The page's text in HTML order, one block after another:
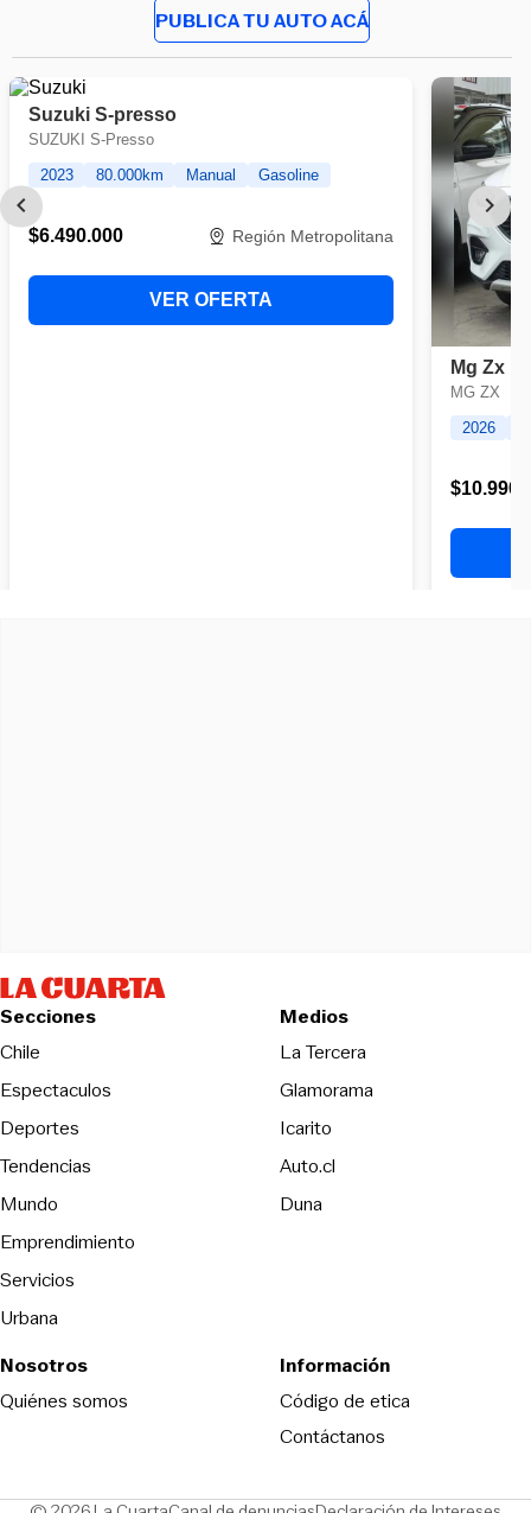
PUBLICA TU AUTO ACÁ
Secciones
Chile
Espectaculos
Deportes
Tendencias
Mundo
Emprendimiento
Servicios
Urbana
Medios
La TerceraOpens in new
Glamorama
Icarito
Auto.cl
DunaOpens in new window
Nosotros
Quiénes somos
Información
Código de eticaOpens in new
Contáctanos